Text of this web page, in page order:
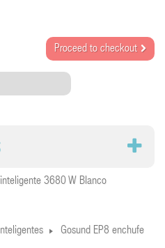
Proceed to checkout
3680 W Blanco
Gosund EP8 enchufe